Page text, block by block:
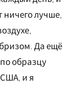
ничего лучше,
Да ещё
образцу
и я